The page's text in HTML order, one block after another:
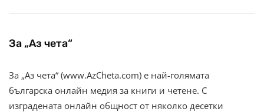
За „Аз чета“
За „Аз чета“ (www.AzCheta.com) е най-голямата
българска онлайн медия за книги и четене. С
изградената онлайн общност от няколко десетки